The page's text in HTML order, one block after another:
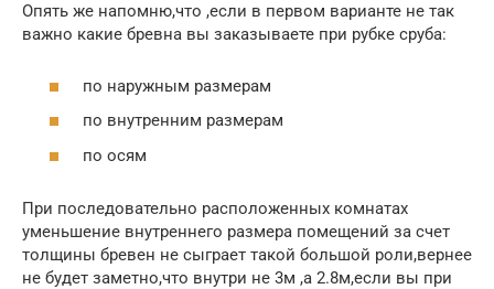
Опять же напомню,что ,если в первом варианте не так
важно какие бревна вы заказываете при рубке сруба:
по наружным размерам
по внутренним размерам
по осям
При последовательно расположенных комнатах
уменьшение внутреннего размера помещений за счет
толщины бревен не сыграет такой большой роли,вернее
не будет заметно,что внутри не 3м ,а 2.8м,если вы при